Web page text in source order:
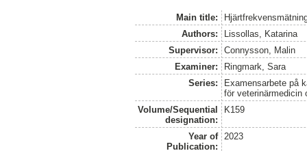
Main title:
Authors:
Lissollas, Katarina
Supervisor:
Connysson, Malin
Examiner:
Ringmark, Sara
Series:
Examensarbete på
för veterinärmedicin
Volume/Sequential
designation:
K159
Year of
Publication:
2023